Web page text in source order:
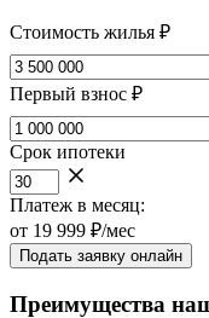
Стоимость жилья ₽
Первый взнос ₽
Срок ипотеки
Платеж в месяц:
от 19 999 ₽/мес
Подать заявку онлайн
Преимущества